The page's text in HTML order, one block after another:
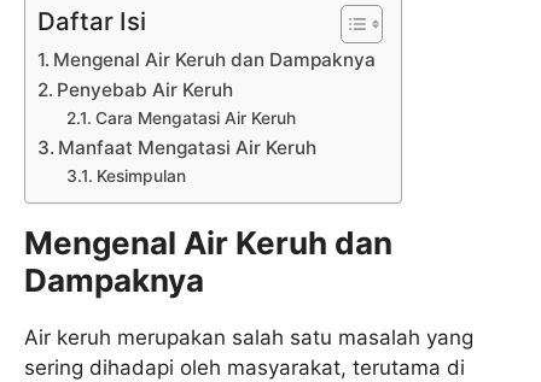
Daftar Isi
Mengenal Air Keruh dan Dampaknya
Penyebab Air Keruh
Cara Mengatasi Air Keruh
Manfaat Mengatasi Air Keruh
Kesimpulan
Mengenal Air Keruh dan
Dampaknya
Air keruh merupakan salah satu masalah yang
sering dihadapi oleh masyarakat, terutama di